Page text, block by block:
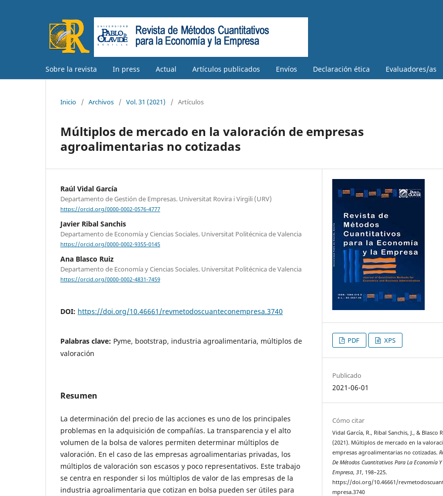
Sobre la revista In press Actual Artículos publicados Envíos Declaración ética Evaluadores/as
Inicio / Archivos / Vol. 31 (2021) / Artículos
Múltiplos de mercado en la valoración de empresas
agroalimentarias no cotizadas
Raúl Vidal García
Departamento de Gestión de Empresas. Universitat Rovira i Virgili (URV)
https://orcid.org/0000-0002-0576-4777
Javier Ribal Sanchis
Departamento de Economía y Ciencias Sociales. Universitat Politécnica de Valencia
https://orcid.org/0000-0002-9355-0145
Ana Blasco Ruiz
Departamento de Economía y Ciencias Sociales. Universitat Politécnica de Valencia
https://orcid.org/0000-0002-4831-7459
DOI: https://doi.org/10.46661/revmetodoscuanteconempresa.3740
Palabras clave: Pyme, bootstrap, industria agroalimentaria, múltiplos de
valoración
Resumen
La determinación del precio de las acciones es uno de los principales
problemas en la adquisición de compañías. La transparencia y el alto
volumen de la bolsa de valores permiten determinar múltiplos de
valoración. En el caso de las empresas agroalimentarias privadas, los
múltiplos de valoración son escasos y poco representativos. Este trabajo
se centra en responder si los múltiplos de valor de las empresas de la
industria agroalimentaria que cotizan en bolsa pueden ser útiles para
PDF XPS
Publicado
2021-06-01
Cómo citar
Vidal García, R., Ribal Sanchis, J., & Blasco
(2021). Múltiplos de mercado en la
empresas agroalimentarias no cotizadas.
De Métodos Cuantitativos Para La Economía Y
Empresa,31, 198–225.
https://doi.org/10.46661/
mpresa.3740